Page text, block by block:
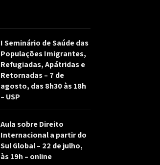
I Seminário de Saúde das
Populações Imigrantes,
Refugiadas, Apátridas e
Retornadas – 7 de
agosto, das 8h30 às 18h
– USP
Aula sobre Direito
Internacional a partir do
Sul Global – 22 de julho,
às 19h – online